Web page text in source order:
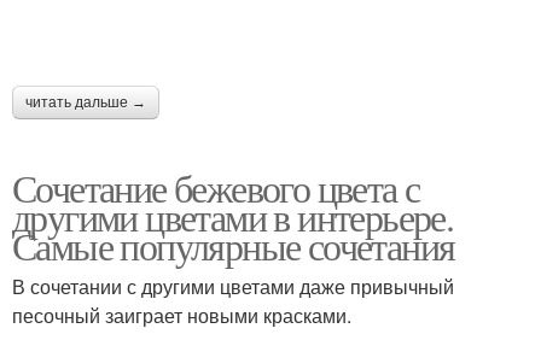
читать дальше →
Сочетание бежевого цвета с
другими цветами в интерьере.
Самые популярные сочетания
В сочетании с другими цветами даже привычный
песочный заиграет новыми красками.